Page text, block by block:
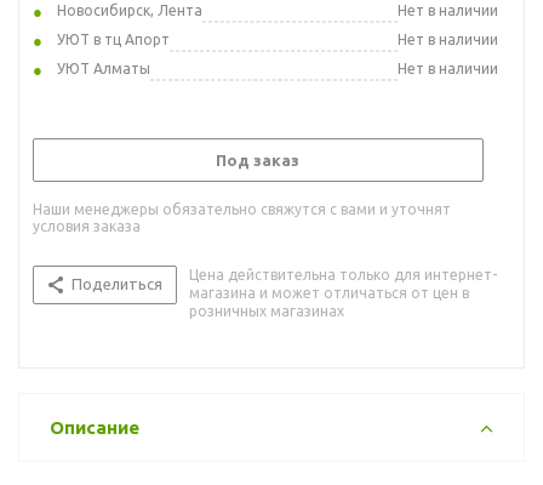
Новосибирск, Лента
Нет в наличии
УЮТ в тц Апорт
Нет в наличии
УЮТ Алматы
Нет в наличии
Под заказ
Наши менеджеры обязательно свяжутся с вами и уточнят
условия заказа
Поделиться
Цена действительна только для интернет-
магазина и может отличаться от цен в
розничных магазинах
Описание